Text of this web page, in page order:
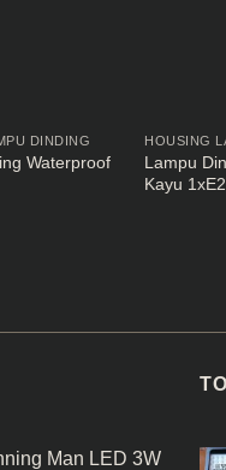
DINDING
Waterproof
HOUSING
Lampu
Kayu
Man LED 3W